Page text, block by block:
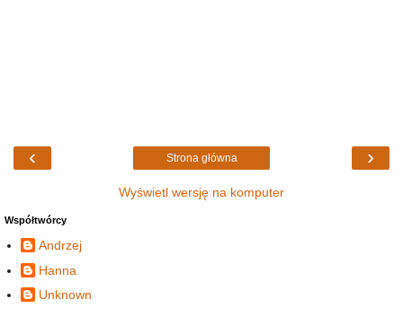
‹ ›
Strona główna
Wyświetl wersję na komputer
Współtwórcy
Andrzej
Hanna
Unknown